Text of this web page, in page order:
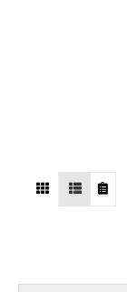
EGYÉB
INFO